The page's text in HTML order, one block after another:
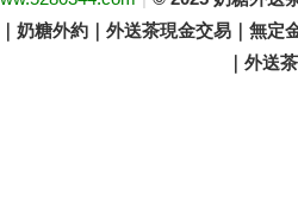
奶糖外約｜外送茶現金交易｜無
｜外送